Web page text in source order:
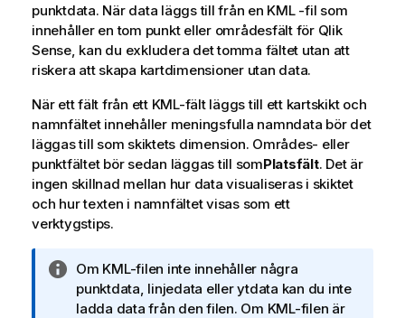
punktdata. När data läggs till från en KML -fil som
innehåller en tom punkt eller områdesfält för Qlik
Sense, kan du exkludera det tomma fältet utan att
riskera att skapa kartdimensioner utan data.
När ett fält från ett KML-fält läggs till ett kartskikt och
namnfältet innehåller meningsfulla namndata bör det
läggas till som skiktets dimension. Områdes- eller
punktfältet bör sedan läggas till somPlatsfält. Det är
ingen skillnad mellan hur data visualiseras i skiktet
och hur texten i namnfältet visas som ett
verktygstips.
A
n
t
Om KML-filen inte innehåller några
punktdata, linjedata eller ytdata kan du inte
ladda data från den filen. Om KML-filen är